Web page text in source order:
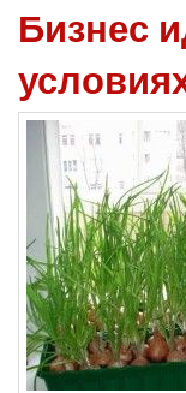
Бизнес